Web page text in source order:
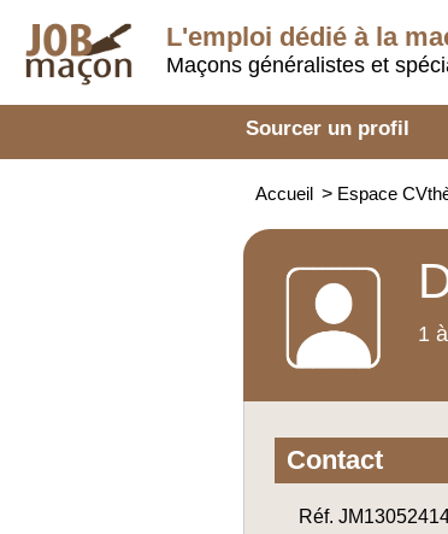
L'emploi dédié à la
Maçons généralistes et
Sourcer un profil
Accueil > Espace
1
Contact
Réf.